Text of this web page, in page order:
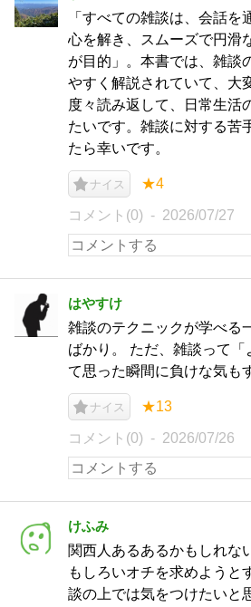
「すべての雑談は、会話
心を解き、スムーズで円滑
が目的」。本書では、雑談
やすく解説されていて、大
度々読み返して、日常生活
たいです。雑談に対する苦
たら幸いです。
ナイス ★4
コメント(0) 2026/07/27
はやすけ
雑談のテクニックが学べる
ばかり。 ただ、雑談って「
て思った瞬間に負けな気も
ナイス ★13
コメント(0) 2026/07/26
けふみ
関西人あるあるかもしれな
もしろいオチを求めようと
談の上では気をつけたいと